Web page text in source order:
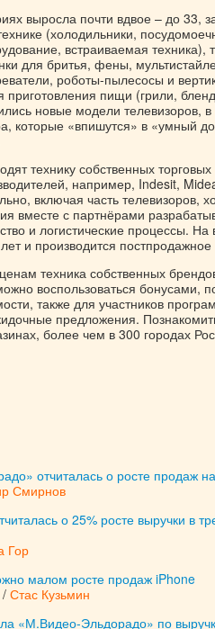
выросла почти вдвое – до 33,
(холодильники,
встраиваемая техника),
для бритья, фены,
роботы-пылесосы и
приготовления пищи (грили,
новые модели телевизоров,
которые «впишутся» в «умный
технику собственных
например, Indesit,
включая часть телевизоров,
вместе с партнёрами
и логистические процессы. На
и производится
техника собственных
воспользоваться бонусами,
также для участников
предложения.
более чем в 300 городах
отчиталась о росте продаж
Смирнов
о 25% росте выручки в
Гор
малом росте продаж iPhone
/ Стас Кузьмин
«М.Видео-Эльдорадо» по